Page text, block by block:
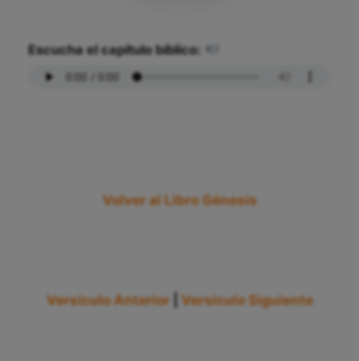
Escucha el capítulo bíblico:
Volver al Libro Génesis
Versículo Anterior Versículo Siguiente